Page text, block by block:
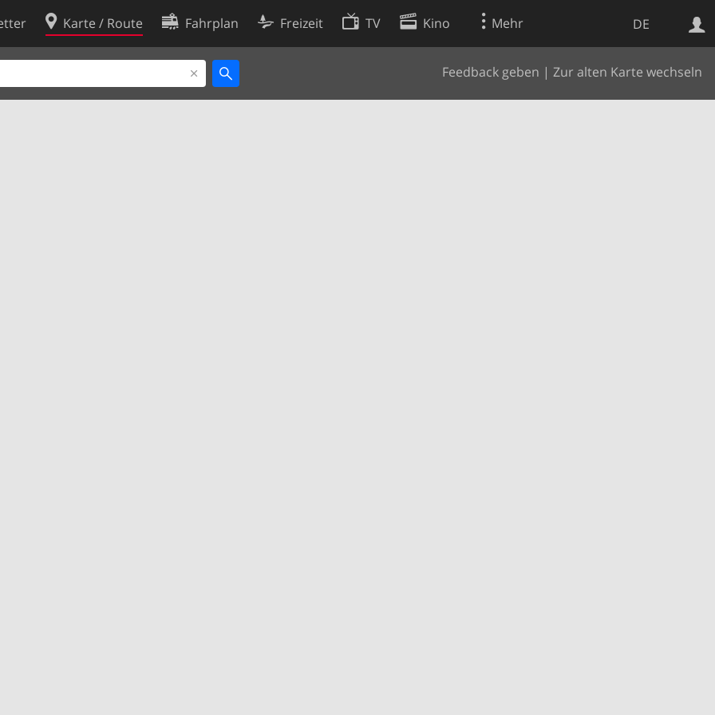
DE
Karte / Route Fahrplan Freizeit TV Kino Mehr
Feedback geben | Zur alten Karte wechseln
Websuche
Cookie-Richtlinie
Cookie-Einstellungen